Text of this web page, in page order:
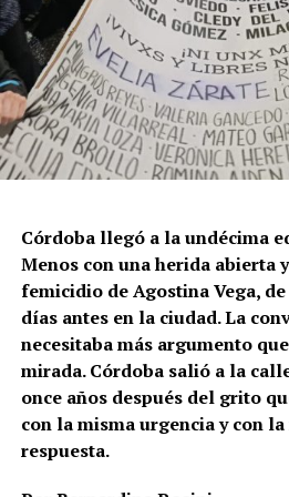
Córdoba llegó a la undécima
Menos con una herida abierta
femicidio de Agostina Vega,
días antes en la ciudad. La
necesitaba más argumento
mirada. Córdoba salió a la
once años después del grito
con la misma urgencia y con
respuesta.